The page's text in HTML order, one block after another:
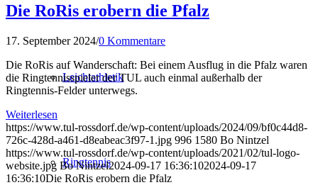
Leichtathletik
Ringtennis
Die RoRis erobern die Pfalz
17. September 2024/0 Kommentare
Die RoRis auf Wanderschaft: Bei einem Ausflug in die Pfalz waren
die Ringtennisspieler der TUL auch einmal außerhalb der
Ringtennis-Felder unterwegs.
Weiterlesen
https://www.tul-rossdorf.de/wp-content/uploads/2024/09/bf0c44d8-
726c-428d-a461-d8eabeac3f97-1.jpg 996 1580 Bo Nintzel
https://www.tul-rossdorf.de/wp-content/uploads/2021/02/tul-logo-
website.jpg Bo Nintzel2024-09-17 16:36:102024-09-17
16:36:10Die RoRis erobern die Pfalz